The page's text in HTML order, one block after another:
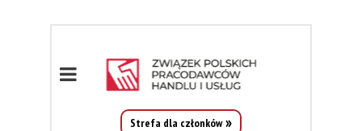
Strefa dla członków